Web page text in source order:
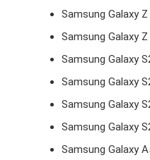
Samsung Galaxy Z
Samsung Galaxy Z
Samsung Galaxy
Samsung Galaxy
Samsung Galaxy
Samsung Galaxy
Samsung Galaxy